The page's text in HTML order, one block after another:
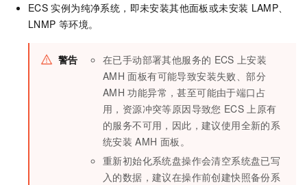
ECS 实例为纯净系统，即未安装其他面板或未安装 LAMP、
LNMP 等环境。
警告 在已手动部署其他服务的 ECS 上安装
AMH 面板有可能导致安装失败、部分
AMH 功能异常，甚至可能由于端口占
用，资源冲突等原因导致您 ECS 上原有
的服务不可用，因此，建议使用全新的系
统安装 AMH 面板。
重新初始化系统盘操作会清空系统盘已写
入的数据，建议在操作前创建快照备份系